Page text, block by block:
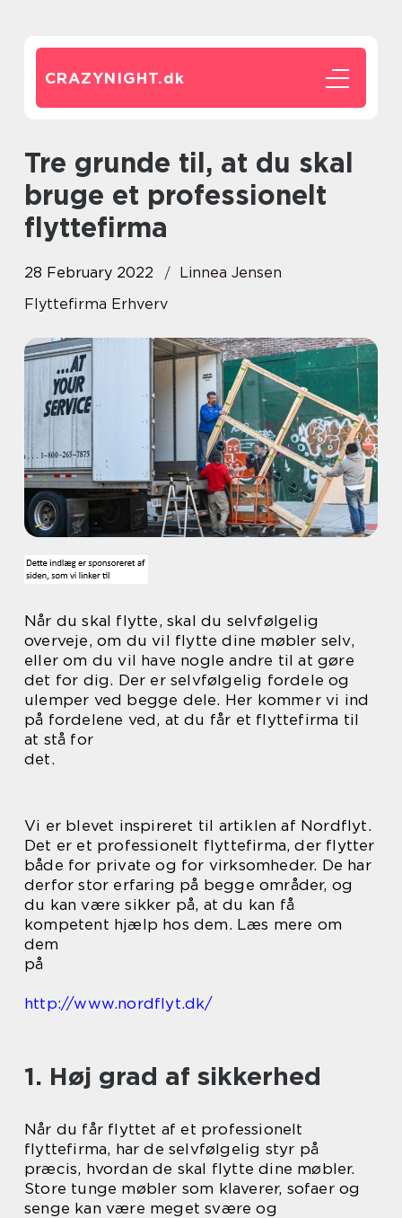
CRAZYNIGHT.dk
Tre grunde til, at du skal
bruge et professionelt
flyttefirma
28 February 2022
Linnea Jensen
Flyttefirma Erhverv
Når du skal flytte, skal du selvfølgelig
overveje, om du vil flytte dine møbler selv,
eller om du vil have nogle andre til at gøre
det for dig. Der er selvfølgelig fordele og
ulemper ved begge dele. Her kommer vi ind
på fordelene ved, at du får et flyttefirma til
at stå for
det.
Vi er blevet inspireret til artiklen af Nordflyt.
Det er et professionelt flyttefirma, der flytter
både for private og for virksomheder. De har
derfor stor erfaring på begge områder, og
du kan være sikker på, at du kan få
kompetent hjælp hos dem. Læs mere om
dem
på
http://www.nordflyt.dk/
1. Høj grad af sikkerhed
Når du får flyttet af et professionelt
flyttefirma, har de selvfølgelig styr på
præcis, hvordan de skal flytte dine møbler.
Store tunge møbler som klaverer, sofaer og
senge kan være meget svære og